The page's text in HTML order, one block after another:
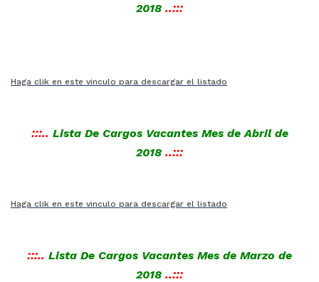
2018 ..:::
Haga clik en este vinculo para descargar el listado
:::.. Lista De Cargos Vacantes Mes de Abril de
2018 ..:::
Haga clik en este vinculo para descargar el listado
:::.. Lista De Cargos Vacantes Mes de Marzo de
2018 ..:::